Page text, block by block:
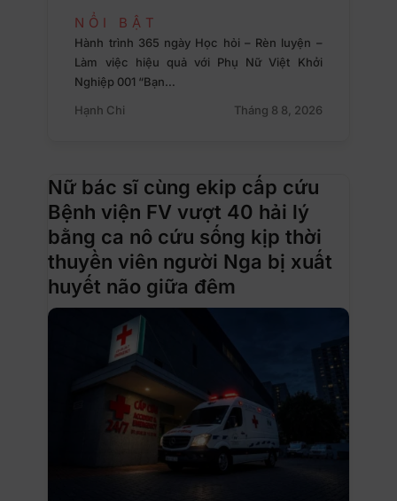
NỔI BẬT
Hành trình 365 ngày Học hỏi – Rèn luyện –
Làm việc hiệu quả với Phụ Nữ Việt Khởi
Nghiệp 001 “Bạn…
Hạnh Chi
Tháng 8 8, 2026
Nữ bác sĩ cùng ekip cấp cứu
Bệnh viện FV vượt 40 hải lý
bằng ca nô cứu sống kịp thời
thuyền viên người Nga bị xuất
huyết não giữa đêm